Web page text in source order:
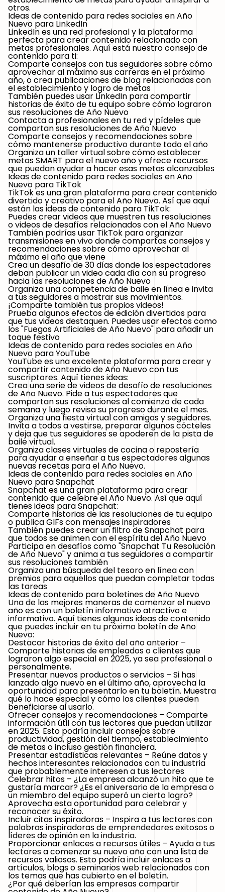
otros.
Ideas de contenido para redes sociales en Año
Nuevo para LinkedIn
LinkedIn es una red profesional y la plataforma
perfecta para crear contenido relacionado con
metas profesionales. Aquí está nuestro consejo de
contenido para ti:
Comparte consejos con tus seguidores sobre cómo
aprovechar al máximo sus carreras en el próximo
año, o crea publicaciones de blog relacionadas con
el establecimiento y logro de metas
También puedes usar LinkedIn para compartir
historias de éxito de tu equipo sobre cómo lograron
sus resoluciones de Año Nuevo
Contacta a profesionales en tu red y pídeles que
compartan sus resoluciones de Año Nuevo
Comparte consejos y recomendaciones sobre
cómo mantenerse productivo durante todo el año
Organiza un taller virtual sobre cómo establecer
metas SMART para el nuevo año y ofrece recursos
que puedan ayudar a hacer esas metas alcanzables
Ideas de contenido para redes sociales en Año
Nuevo para TikTok
TikTokes una gran plataforma para crear contenido
divertido y creativo para el Año Nuevo. Así que aquí
están las ideas de contenido para TikTok:
Puedes crear videos que muestren tus resoluciones
o videos de desafíos relacionados con el Año Nuevo
También podrías usar TikTok para organizar
transmisiones en vivo donde compartas consejos y
recomendaciones sobre cómo aprovechar al
máximo el año que viene
Crea undesafío de 30 díasdonde los espectadores
deban publicar un video cada día con su progreso
hacia las resoluciones de Año Nuevo
Organiza una competencia de baile en línea e invita
a tus seguidores a mostrar sus movimientos.
¡Comparte también tus propios videos!
Prueba algunos efectos de edición divertidos para
que tus videos destaquen. Puedes usar efectos como
los"Fuegos Artificiales de Año Nuevo" para añadir un
toque festivo
Ideas de contenido para redes sociales en Año
Nuevo para YouTube
YouTubees una excelente plataforma para crear y
compartir contenido de Año Nuevo con tus
suscriptores. Aquí tienes ideas:
Crea una serie de videos de desafío de resoluciones
de Año Nuevo. Pide a tus espectadores que
compartan sus resoluciones al comienzo de cada
semana y luego revisa su progreso durante el mes.
Organiza una fiesta virtual con amigos y seguidores.
Invita a todos a vestirse, preparar algunos cócteles
y deja que tus seguidores se apoderen de la pista de
baile virtual.
Organiza clases virtuales de cocina o repostería
para ayudar a enseñar a tus espectadores algunas
nuevas recetas para el Año Nuevo.
Ideas de contenido para redes sociales en Año
Nuevo para Snapchat
Snapchat es una gran plataforma para crear
contenido que celebre el Año Nuevo. Así que aquí
tienes ideas para Snapchat:
Comparte historias de las resoluciones de tu equipo
o publica GIFs con mensajes inspiradores
También puedes crear un filtro de Snapchat para
que todos se animen con el espíritu del Año Nuevo
Participa en desafíos como"Snapchat Tu Resolución
de Año Nuevo"y anima a tus seguidores a compartir
sus resoluciones también
Organiza una búsqueda del tesoro en línea con
premios para aquellos que puedan completar todas
las tareas
Ideas de contenido para boletines de Año Nuevo
Una de las mejores maneras de comenzar el nuevo
año es con un boletín informativo atractivo e
informativo. Aquí tienes algunas ideas de contenido
que puedes incluir en tu próximo boletín de Año
Nuevo:
Destacar historias de éxito del año anterior –
Comparte historias de empleados o clientes que
lograron algo especial en 2025, ya sea profesional o
personalmente.
Presentar nuevos productos o servicios – Si has
lanzado algo nuevo en el último año, aprovecha la
oportunidad para presentarlo en tu boletín. Muestra
qué lo hace especial y cómo los clientes pueden
beneficiarse al usarlo.
Ofrecer consejos y recomendaciones – Comparte
información útil con tus lectores que puedan utilizar
en 2025. Esto podría incluir consejos sobre
productividad, gestión del tiempo, establecimiento
de metas o incluso gestión financiera.
Presentar estadísticas relevantes – Reúne datos y
hechos interesantes relacionados con tu industria
que probablemente interesen a tus lectores
Celebrar hitos – ¿La empresa alcanzó un hito que te
gustaría marcar? ¿Es el aniversario de la empresa o
un miembro del equipo superó un cierto logro?
Aprovecha esta oportunidad para celebrar y
reconocer su éxito.
Incluir citas inspiradoras – Inspira a tus lectores con
palabras inspiradoras de emprendedores exitosos o
líderes de opinión en la industria.
Proporcionar enlaces a recursos útiles – Ayuda a tus
lectores a comenzar su nuevo año con una lista de
recursos valiosos. Esto podría incluir enlaces a
artículos, blogs o seminarios web relacionados con
los temas que has cubierto en el boletín.
¿Por qué deberían las empresas compartir